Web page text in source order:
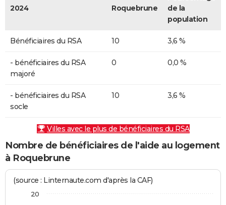
2024 Roquebrune
de la
population
Bénéficiaires du RSA 10 3,6 %
- bénéficiaires du RSA
majoré
0 0,0 %
- bénéficiaires du RSA
socle
10 3,6 %
Villes avec le plus de bénéficiaires du RSA
Nombre de bénéficiaires de l'aide au logement
à Roquebrune
(source : Linternaute.com d'après la CAF)
20